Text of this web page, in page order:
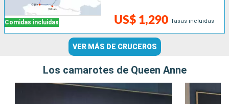
Comidas incluidas US$ 1,290 Tasas incluidas
VER MÁS DE CRUCEROS
Los camarotes de Queen Anne